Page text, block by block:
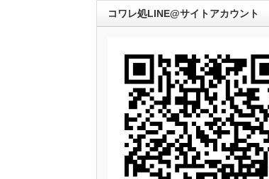
コワレ処LINE@サイトアカウント